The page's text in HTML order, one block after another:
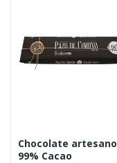
Chocolate artesano
99% Cacao